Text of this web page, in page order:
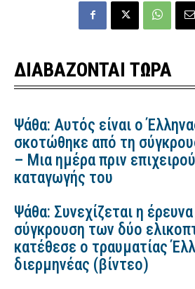
ΔΙΑΒΑΖΟΝΤΑΙ ΤΩΡΑ
Ψάθα: Αυτός είναι ο
σκοτώθηκε από τη
– Μια ημέρα πριν
καταγωγής του
Ψάθα: Συνεχίζεται η έρευνα
σύγκρουση των δύο
κατέθεσε ο τραυματίας
διερμηνέας (βίντεο)